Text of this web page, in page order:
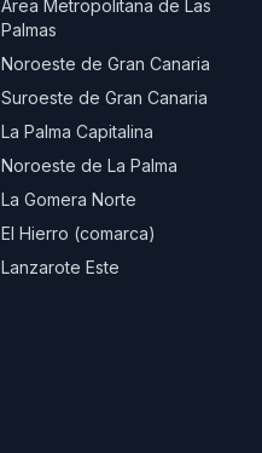
Área Metropolitana de Las
Palmas
Noroeste de Gran Canaria
Suroeste de Gran Canaria
La Palma Capitalina
Noroeste de La Palma
La Gomera Norte
El Hierro (comarca)
Lanzarote Este